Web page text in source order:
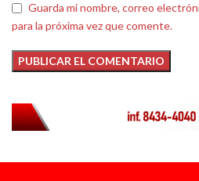
Guarda mi nombre, correo
para la próxima vez que comente.